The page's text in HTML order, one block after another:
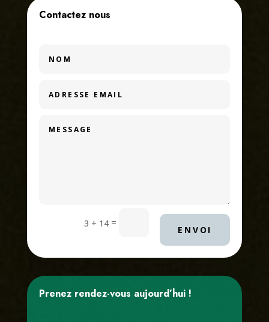
Contactez nous
3 + 14 =
ENVOI
Prenez rendez-vous aujourd’hui !